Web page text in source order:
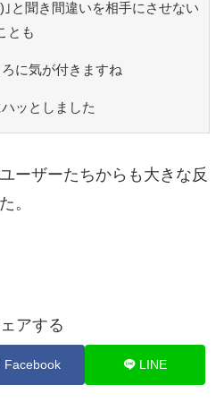
と聞き間違いを相手にさせない
とも
に気が付きますね
ッとしました
ーザーたちからも大きな反
。
アする
Facebook LINE